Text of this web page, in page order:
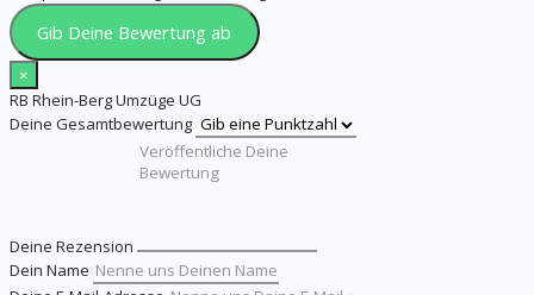
Gib Deine Bewertung ab
×
RB Rhein-Berg Umzüge UG
Deine Gesamtbewertung
Deine Rezension
Dein Name